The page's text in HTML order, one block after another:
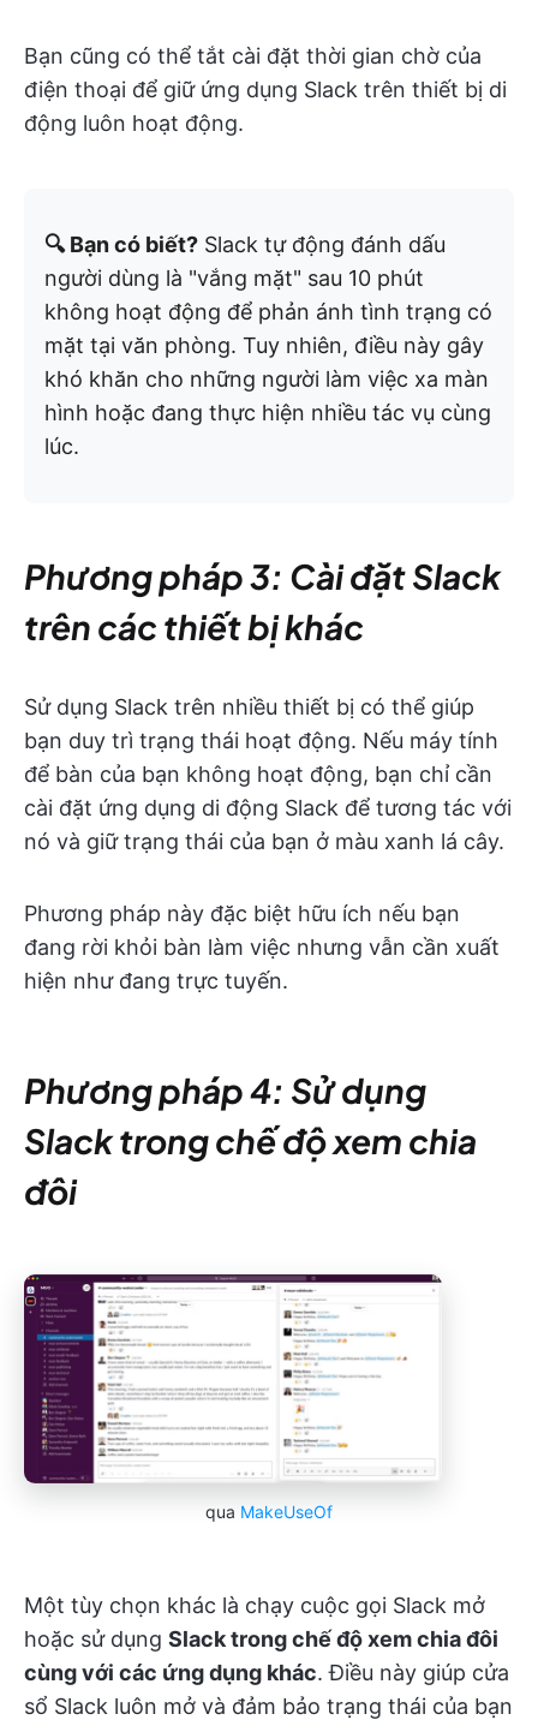
Bạn cũng có thể tắt cài đặt thời gian chờ của
điện thoại để giữ ứng dụng Slack trên thiết bị di
động luôn hoạt động.
🔍 Bạn có biết? Slack tự động đánh dấu
người dùng là "vắng mặt" sau 10 phút
không hoạt động để phản ánh tình trạng có
mặt tại văn phòng. Tuy nhiên, điều này gây
khó khăn cho những người làm việc xa màn
hình hoặc đang thực hiện nhiều tác vụ cùng
lúc.
Phương pháp 3: Cài đặt Slack
trên các thiết bị khác
Sử dụng Slack trên nhiều thiết bị có thể giúp
bạn duy trì trạng thái hoạt động. Nếu máy tính
để bàn của bạn không hoạt động, bạn chỉ cần
cài đặt ứng dụng di động Slack để tương tác với
nó và giữ trạng thái của bạn ở màu xanh lá cây.
Phương pháp này đặc biệt hữu ích nếu bạn
đang rời khỏi bàn làm việc nhưng vẫn cần xuất
hiện như đang trực tuyến.
Phương pháp 4: Sử dụng
Slack trong chế độ xem chia
đôi
qua MakeUseOf
Một tùy chọn khác là chạy cuộc gọi Slack mở
hoặc sử dụng Slack trong chế độ xem chia đôi
cùng với các ứng dụng khác. Điều này giúp cửa
sổ Slack luôn mở và đảm bảo trạng thái của bạn